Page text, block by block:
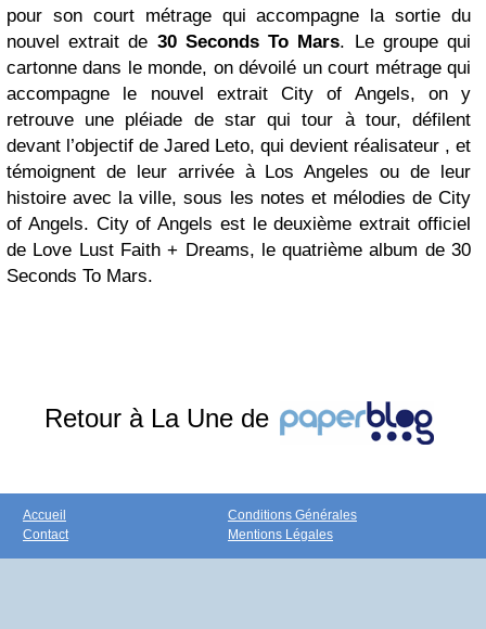
pour son court métrage qui accompagne la sortie du
nouvel extrait de 30 Seconds To Mars. Le groupe qui
cartonne dans le monde, on dévoilé un court métrage qui
accompagne le nouvel extrait City of Angels, on y
retrouve une pléiade de star qui tour à tour, défilent
devant l’objectif de Jared Leto, qui devient réalisateur , et
témoignent de leur arrivée à Los Angeles ou de leur
histoire avec la ville, sous les notes et mélodies de City
of Angels. City of Angels est le deuxième extrait officiel
de Love Lust Faith + Dreams, le quatrième album de 30
Seconds To Mars.
Retour à La Une de
Accueil
Contact
Conditions Générales
Mentions Légales